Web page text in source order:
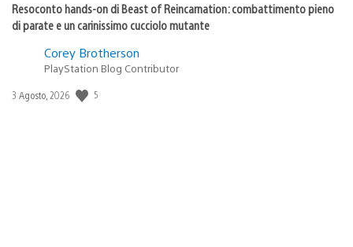
Resoconto hands-on di Beast of Reincarnation: combattimento pieno
di parate e un carinissimo cucciolo mutante
Corey Brotherson
PlayStation Blog Contributor
Data
3 Agosto, 2026 5